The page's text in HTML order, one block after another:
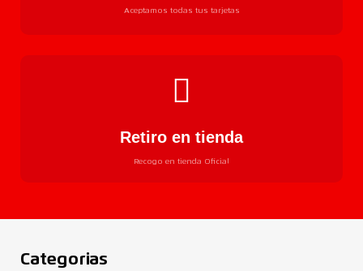
Aceptamos todas tus tarjetas
Retiro en tienda
Recogo en tienda Oficial
Categorias